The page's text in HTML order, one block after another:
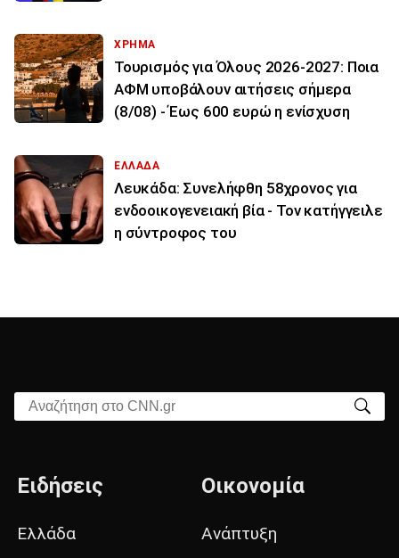
ΧΡΗΜΑ
Τουρισμός για Όλους 2026-2027: Ποια
ΑΦΜ υποβάλουν αιτήσεις σήμερα
(8/08) - Έως 600 ευρώ η ενίσχυση
ΕΛΛΑΔΑ
Λευκάδα: Συνελήφθη 58χρονος για
ενδοοικογενειακή βία - Τον κατήγγειλε
η σύντροφος του
Αναζήτηση στο CNN.gr
Ειδήσεις
Ελλάδα
Οικονομία
Ανάπτυξη